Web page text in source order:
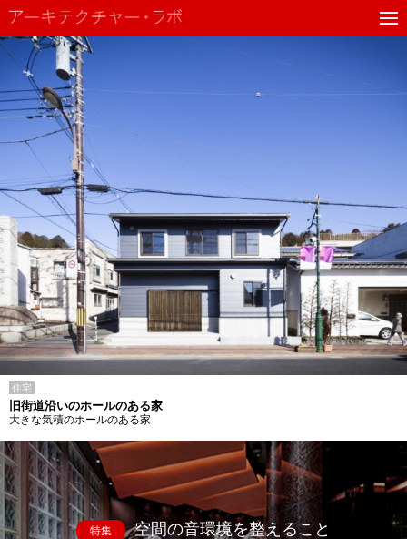
住宅
旧街道沿いのホールのある家
大きな気積のホールのある家
特集 空間の音環境を整えること